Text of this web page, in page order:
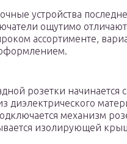
устройства
ощутимо
ассортименте,
розетки начинается
диэлектрического
механизм
изолирующей